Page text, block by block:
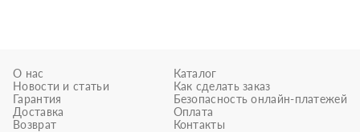
О нас
Новости и статьи
Гарантия
Доставка
Возврат
Каталог
Как сделать заказ
Безопасность онлайн-платежей
Оплата
Контакты